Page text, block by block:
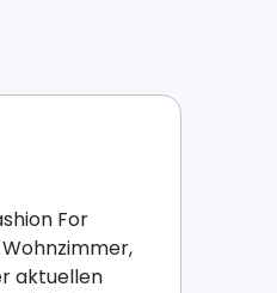
For
aktuellen